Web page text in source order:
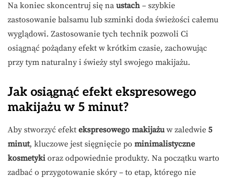
Na koniec skoncentruj się na ustach – szybkie
zastosowanie balsamu lub szminki doda świeżości całemu
wyglądowi. Zastosowanie tych technik pozwoli Ci
osiągnąć pożądany efekt w krótkim czasie, zachowując
przy tym naturalny i świeży styl swojego makijażu.
Jak osiągnąć efekt ekspresowego
makijażu w 5 minut?
Aby stworzyć efekt ekspresowego makijażuw zaledwie 5
minut, kluczowe jest sięgnięcie po minimalistyczne
kosmetyki oraz odpowiednie produkty. Na początku warto
zadbać o przygotowanie skóry – to etap, którego nie